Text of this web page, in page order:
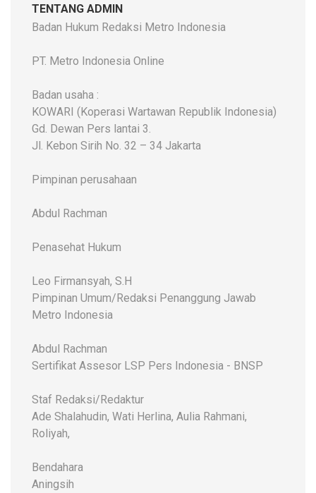
TENTANG ADMIN
Badan Hukum Redaksi Metro Indonesia
PT. Metro Indonesia Online
Badan usaha :
KOWARI (Koperasi Wartawan Republik Indonesia)
Gd. Dewan Pers lantai 3.
Jl. Kebon Sirih No. 32 – 34 Jakarta
Pimpinan perusahaan
Abdul Rachman
Penasehat Hukum
Leo Firmansyah, S.H
Pimpinan Umum/Redaksi Penanggung Jawab
Metro Indonesia
Abdul Rachman
Sertifikat Assesor LSP Pers Indonesia - BNSP
Staf Redaksi/Redaktur
Ade Shalahudin, Wati Herlina, Aulia Rahmani,
Roliyah,
Bendahara
Aningsih